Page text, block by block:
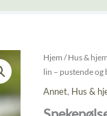
Hjem /Hus & hjem
lin – pustende
Annet, Hus &